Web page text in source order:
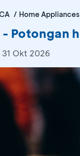
Home
Potongan
Okt 2026